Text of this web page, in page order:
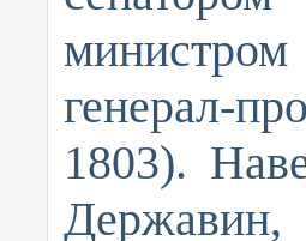
генерал-
1803).
Державин,